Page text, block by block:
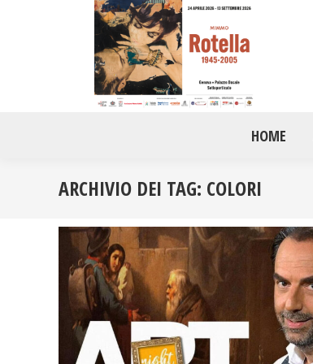
HOME
ARCHIVIO DEI TAG: COLORI